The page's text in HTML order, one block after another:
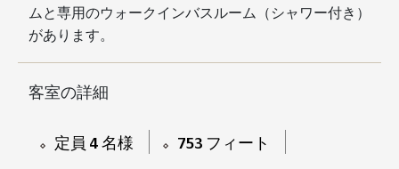
ムと専用のウォークインバスルーム（シャワー付き）
があります。
客室の詳細
定員 4 名様 753 フィート